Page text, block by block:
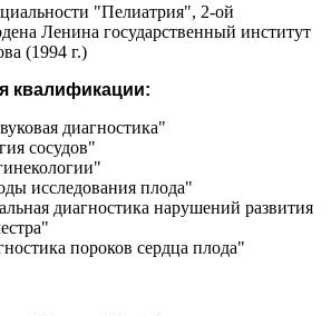
"Пелиатрия", 2-ой
Ленина государственный институт
(1994 г.)
квалификации:
диагностика"
сосудов"
исследования плода"
диагностика нарушений развития
пороков сердца плода"